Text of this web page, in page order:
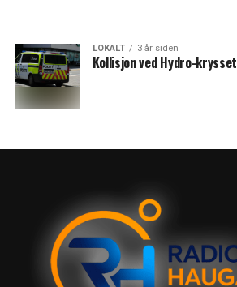
LOKALT 3 år siden
Kollisjon ved Hydro-krysset